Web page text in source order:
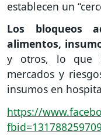
establecen un
Los bloqueos
alimentos,
y otros, lo que
mercados y
insumos en
https://